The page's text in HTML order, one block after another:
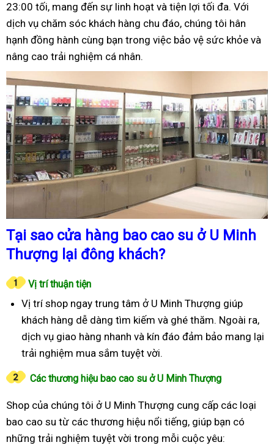
23:00 tối, mang đến sự linh hoạt và tiện lợi tối đa. Với
dịch vụ chăm sóc khách hàng chu đáo, chúng tôi hân
hạnh đồng hành cùng bạn trong việc bảo vệ sức khỏe và
nâng cao trải nghiệm cá nhân.
Tại sao cửa hàng bao cao su ở U Minh
Thượng lại đông khách?
Vị trí thuận tiện
Vị trí shop ngay trung tâm ở U Minh Thượng giúp
khách hàng dễ dàng tìm kiếm và ghé thăm. Ngoài ra,
dịch vụ giao hàng nhanh và kín đáo đảm bảo mang lại
trải nghiệm mua sắm tuyệt vời.
Các thương hiệu bao cao su ở U Minh Thượng
Shop của chúng tôi ở U Minh Thượng cung cấp các loại
bao cao su từ các thương hiệu nổi tiếng, giúp bạn có
những trải nghiệm tuyệt vời trong mỗi cuộc yêu: